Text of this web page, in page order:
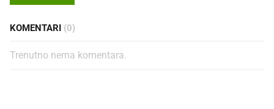
KOMENTARI (0)
Trenutno nema komentara.